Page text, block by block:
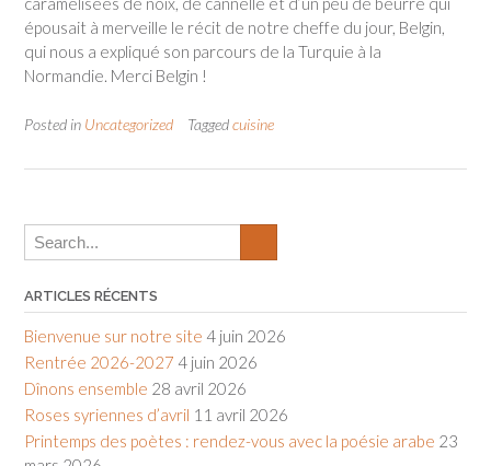
épousait à merveille le récit de notre cheffe du jour, Belgin,
qui nous a expliqué son parcours de la Turquie à la
Normandie. Merci Belgin !
Posted in Uncategorized Taggedcuisine
ARTICLES RÉCENTS
Bienvenue sur notre site 4 juin 2026
Rentrée 2026-2027 4 juin 2026
Dînons ensemble 28 avril 2026
Roses syriennes d’avril 11 avril 2026
Printemps des poètes : rendez-vous avec la poésie arabe 23